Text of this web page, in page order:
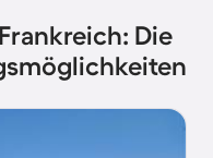
Die